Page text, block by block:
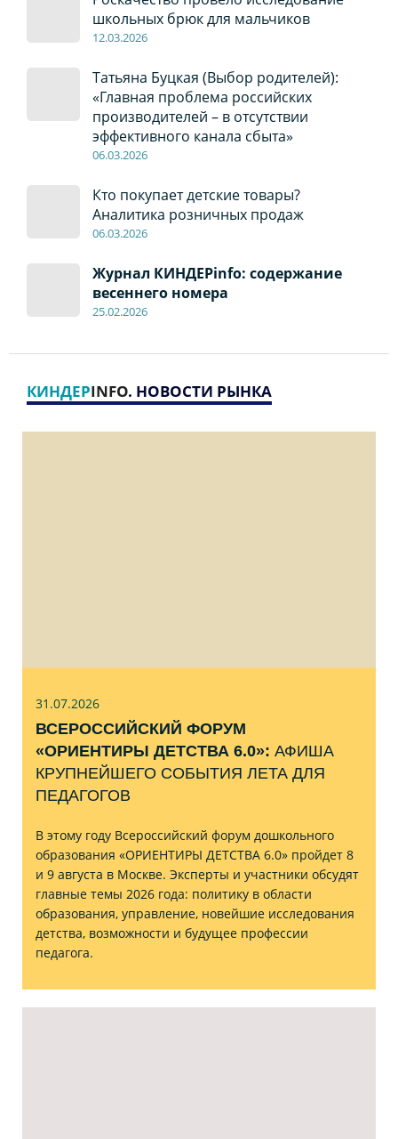
школьных брюк для мальчиков
12.03.2026
Татьяна Буцкая (Выбор родителей):
«Главная проблема российских
производителей – в отсутствии
эффективного канала сбыта»
06.03.2026
Кто покупает детские товары?
Аналитика розничных продаж
06.03.2026
Журнал КИНДЕРinfo: содержание
весеннего номера
25.02.2026
КИНДЕРINFO. НОВОСТИ РЫНКА
31.07.2026
ВСЕРОССИЙСКИЙ ФОРУМ
«ОРИЕНТИРЫ ДЕТСТВА 6.0»: АФИША
КРУПНЕЙШЕГО СОБЫТИЯ ЛЕТА ДЛЯ
ПЕДАГОГОВ
В этому году Всероссийский форум дошкольного
образования «ОРИЕНТИРЫ ДЕТСТВА 6.0» пройдет 8
и 9 августа в Москве. Эксперты и участники обсудят
главные темы 2026 года: политику в области
образования, управление, новейшие исследования
детства, возможности и будущее профессии
педагога.